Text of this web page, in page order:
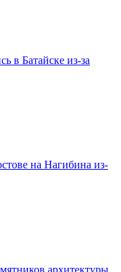
в Батайске из-за
на Нагибина из-
архитектуры